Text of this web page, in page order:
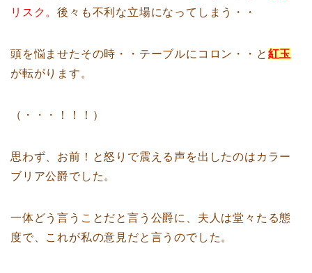
リスク。後々も不利な立場になってしまう・・
頭を悩ませたその時・・テーブルにコロン・・と 紅玉
が転がります。
（・・・！！！）
思わず、お前！と怒りで震える声を出したのはカラー
ブリア公爵でした。
一体どう言うことだと言う公爵に、夫人は堂々たる態
度で、これが私の意見だと言うのでした。